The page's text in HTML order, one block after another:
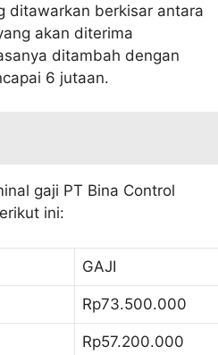
ditawarkan berkisar antara
akan diterima
ditambah dengan
6 jutaan.
gaji PT Bina Control
ini:
GAJI
Rp73.500.000
Rp57.200.000